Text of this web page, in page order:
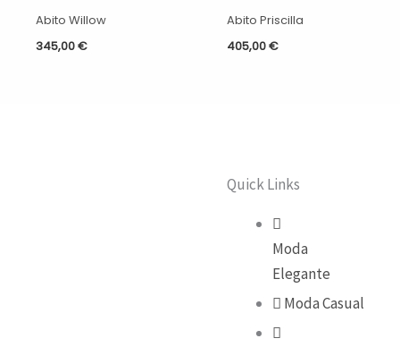
Abito Willow
345,00€
Abito Priscilla
405,00€
Quick Links
Moda
Elegante
Moda Casual